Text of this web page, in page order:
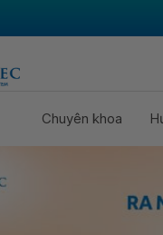
Chuyên khoa